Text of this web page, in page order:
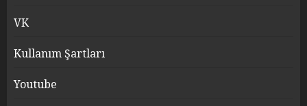
VK
Kullanım Şartları
Youtube